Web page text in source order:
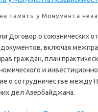
память у Монумента
Договор о союзнических
включая
граждан, план
и
о сотрудничестве между
дел Азербайджана.